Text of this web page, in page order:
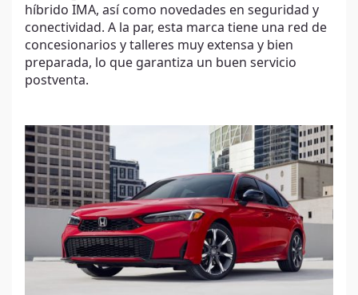
híbrido IMA, así como novedades en seguridad y
conectividad. A la par, esta marca tiene una red de
concesionarios y talleres muy extensa y bien
preparada, lo que garantiza un buen servicio
postventa.